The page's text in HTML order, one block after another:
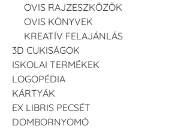
OVIS RAJZESZKÖZÖK
OVIS KÖNYVEK
KREATÍV FELAJÁNLÁS
3D CUKISÁGOK
ISKOLAI TERMÉKEK
LOGOPÉDIA
KÁRTYÁK
EX LIBRIS PECSÉT
DOMBORNYOMÓ